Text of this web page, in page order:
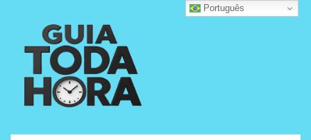
Português